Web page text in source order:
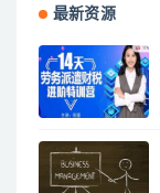
最新资源